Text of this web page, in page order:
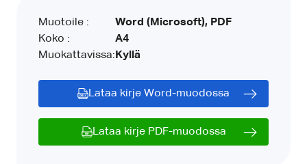
Muotoile :
Koko :
Muokattavissa:
Word (Microsoft), PDF
A4
Kyllä
Lataa kirje Word-muodossa
Lataa kirje PDF-muodossa